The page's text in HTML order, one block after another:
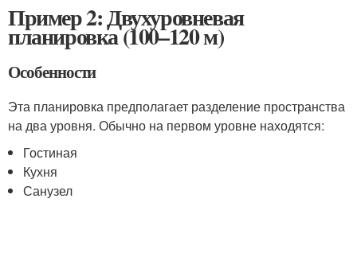
Пример 2: Двухуровневая
планировка (100–120 м)
Особенности
Эта планировка предполагает разделение пространства
на два уровня. Обычно на первом уровне находятся:
Гостиная
Кухня
Санузел